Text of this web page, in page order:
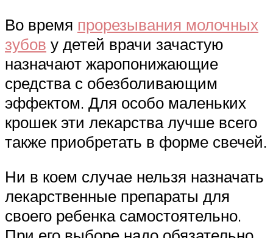
Во время прорезывания молочных
зубов у детей врачи зачастую
назначают жаропонижающие
средства с обезболивающим
эффектом. Для особо маленьких
крошек эти лекарства лучше всего
также приобретать в форме свечей.
Ни в коем случае нельзя назначать
лекарственные препараты для
своего ребенка самостоятельно.